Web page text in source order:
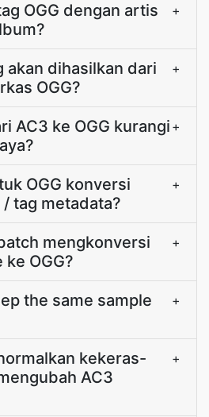
OGG dengan artis
+
akan dihasilkan dari
OGG?
+
AC3 ke OGG kurangi +
OGG konversi
tag metadata?
+
mengkonversi
OGG?
+
the same sample
+
kekeras-
AC3
+